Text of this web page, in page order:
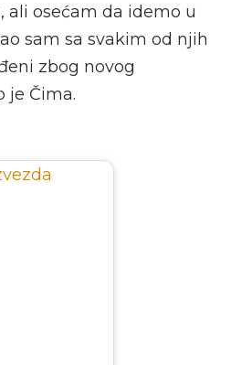
ali osećam da idemo u
sam sa svakim od njih
zbog novog
je Čima.